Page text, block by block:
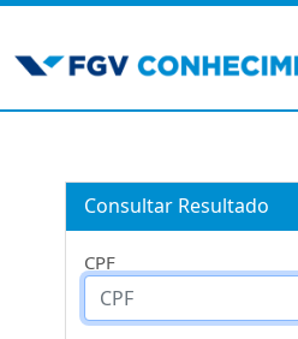
Consultar Resultado
CPF